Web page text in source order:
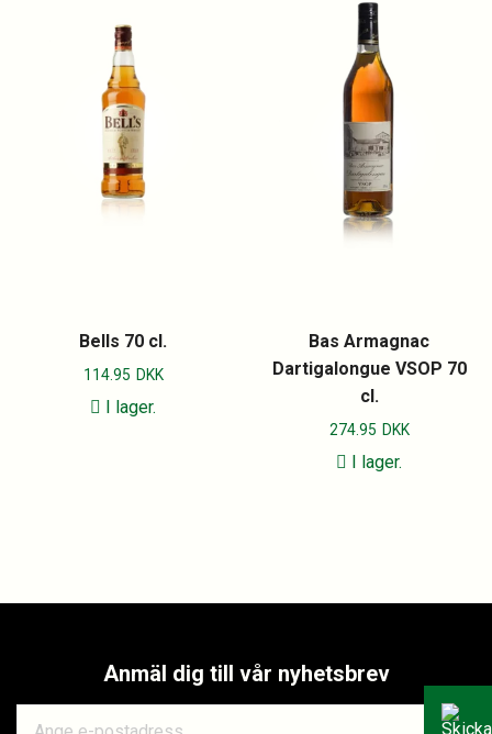
Bells 70 cl.
114.95 DKK
I lager.
Bas Armagnac
Dartigalongue VSOP 70
cl.
274.95 DKK
I lager.
Anmäl dig till vår nyhetsbrev